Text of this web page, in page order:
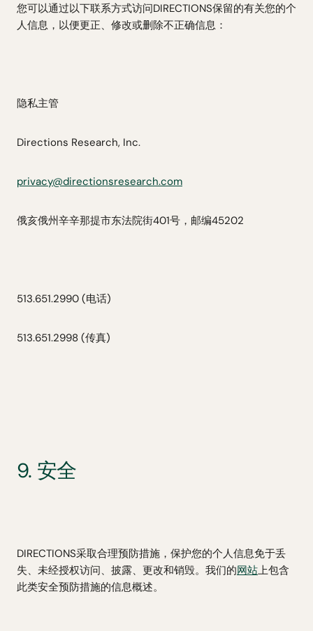
您可以通过以下联系方式访问DIRECTIONS保留的有关您的个
人信息，以便更正、修改或删除不正确信息：
隐私主管
Directions Research, Inc.
privacy@directionsresearch.com
俄亥俄州辛辛那提市东法院街401号，邮编45202
513.651.2990 (电话)
513.651.2998 (传真)
9. 安全
DIRECTIONS采取合理预防措施，保护您的个人信息免于丢
失、未经授权访问、披露、更改和销毁。我们的网站上包含
此类安全预防措施的信息概述。